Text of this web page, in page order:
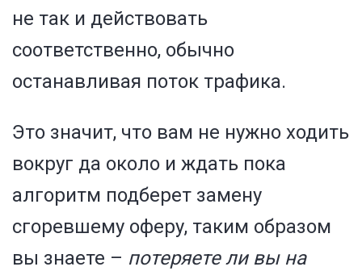
не так и действовать
соответственно, обычно
останавливая поток трафика.
Это значит, что вам не нужно ходить
вокруг да около и ждать пока
алгоритм подберет замену
сгоревшему оферу, таким образом
вы знаете – потеряете ли вы на